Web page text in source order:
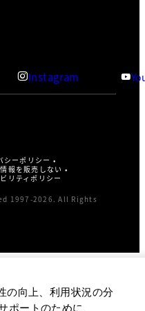
Instagram
シーポリシー
報を販売しない
リティポリシー
1997-2026. All Rights
の向上、利用状況の分